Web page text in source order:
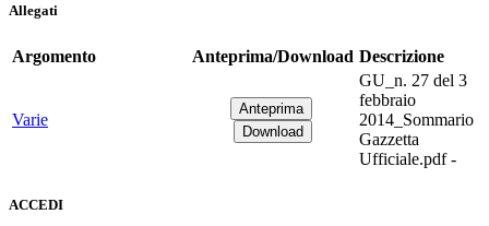
Allegati
Argomento Anteprima/Download Descrizione
Varie
GU_n. 27 del 3
febbraio
2014_Sommario
Gazzetta
Ufficiale.pdf -
ACCEDI